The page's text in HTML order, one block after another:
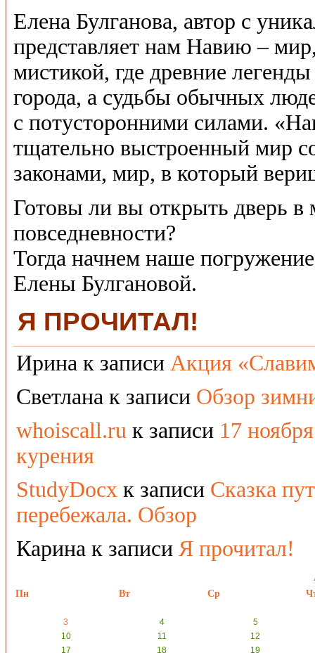
Елена Булганова, автор с
представляет нам Навию – мир,
мистикой, где древние
города, а судьбы обычных
с потусторонними силами.
тщательно выстроенный мир
законами, мир, в который
Готовы ли вы открыть дверь в
повседневности?
Тогда начнем наше
Елены Булгановой.
Я ПРОЧИТАЛ!
Ирина к записи Акция
Светлана к записи Обзор
whoiscall.ru к записи 17
курения
StudyDocx к записи Сказка
перебежала. Обзор
Карина к записи Я прочитал!
Пн
Вт Ср
3 4
5
10
11
12
17
18
19